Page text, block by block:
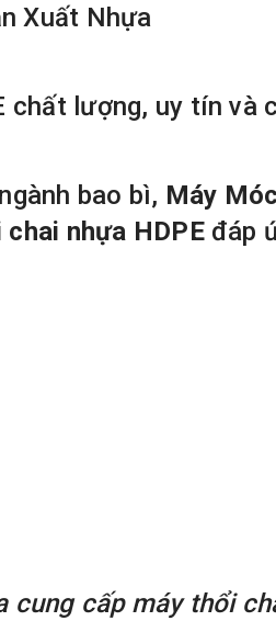
Xuất Nhựa
lượng, uy tín và
bao bì, Máy
nhựa HDPEđáp
cấp máy thổi